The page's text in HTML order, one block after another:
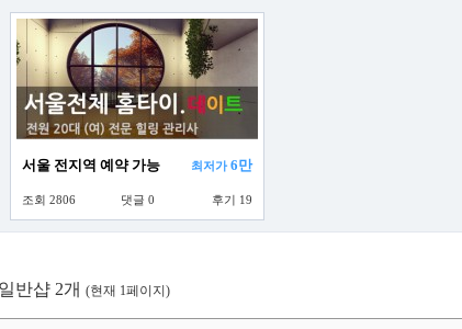
서울 전지역 예약 가능 최저가6만
조회 2806 댓글 0 후기 19
일반샵 2개 (현재 1페이지)